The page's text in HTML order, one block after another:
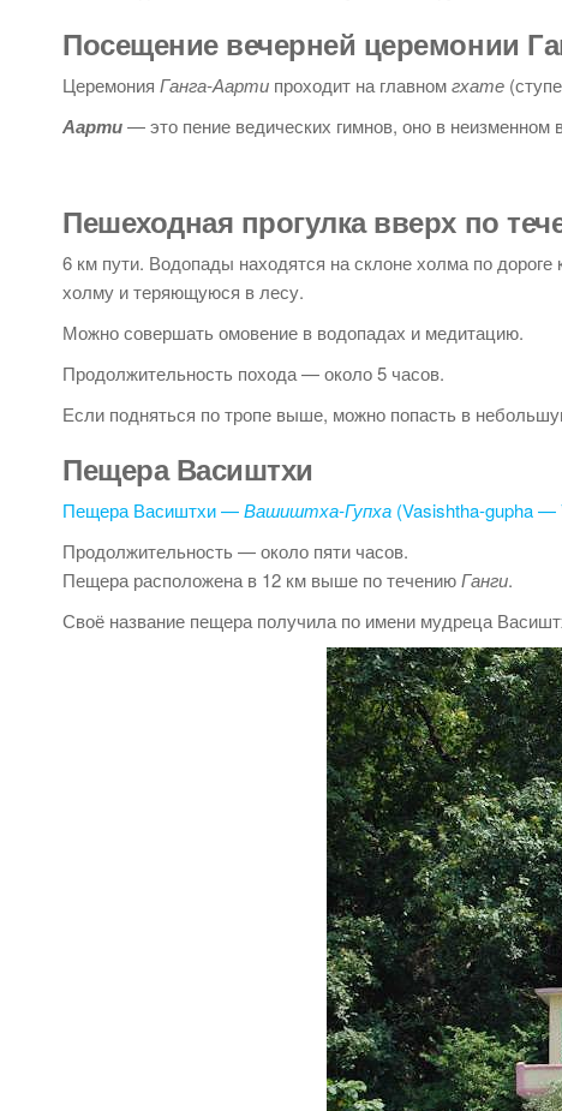
Посещение вечерней церемонии
Церемония Ганга-Аарти проходит на главномгхате
Аарти— это пение ведических гимнов, оно в неизменном
Пешеходная прогулка вверх по
6 км пути. Водопады находятся на склоне холма по
холму и теряющуюся в лесу.
Можно совершать омовение в водопадах и медитацию.
Продолжительность похода — около 5 часов.
Если подняться по тропе выше, можно попасть в
Пещера Васиштхи
Пещера Васиштхи —Вашиштха-Гупха (Vasishtha-gupha —
Продолжительность — около пяти часов.
Пещера расположена в 12 км выше по течениюГанги.
Своё название пещера получила по имени мудреца